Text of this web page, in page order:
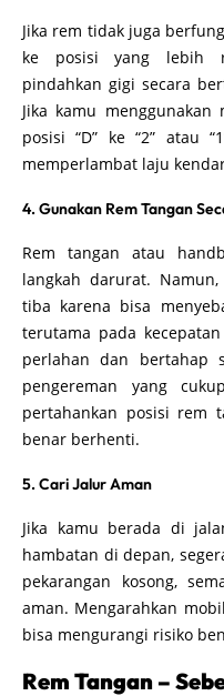
Jika rem tidak juga
ke posisi yang lebih
pindahkan gigi secara
Jika kamu
posisi “D” ke “2” atau
memperlambat laju
4. Gunakan Rem Tangan
Rem tangan atau
langkah darurat.
tiba karena bisa
terutama pada
perlahan dan bertahap
pengereman yang
pertahankan posisi rem
benar berhenti.
5. Cari Jalur Aman
Jika kamu berada di
hambatan di depan,
pekarangan kosong,
aman. Mengarahkan
bisa mengurangi risiko
Rem Tangan –